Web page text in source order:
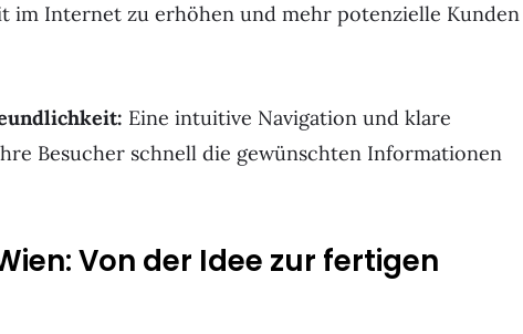
im Internet zu erhöhen und mehr potenzielle Kunden
Eine intuitive Navigation und klare
Besucher schnell die gewünschten Informationen
Von der Idee zur fertigen